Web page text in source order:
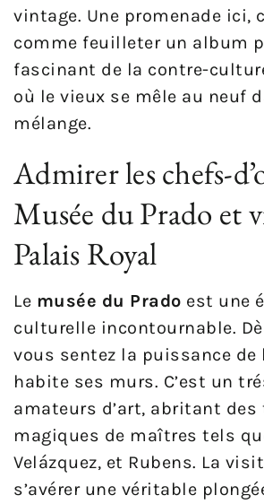
vintage. Une promenade ici,
comme feuilleter un album
fascinant de la contre-
où le vieux se mêle au neuf
mélange.
Admirer les chefs-
Musée du Prado et
Palais Royal
Le musée du Prado est une
culturelle incontournable.
vous sentez la puissance de
habite ses murs. C’est un
amateurs d’art, abritant des
magiques de maîtres tels
Velázquez, et Rubens. La
s’avérer une véritable